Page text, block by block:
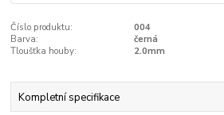
Číslo produktu:
004
Barva:
černá
Tloušťka houby:
2.0mm
Kompletní specifikace